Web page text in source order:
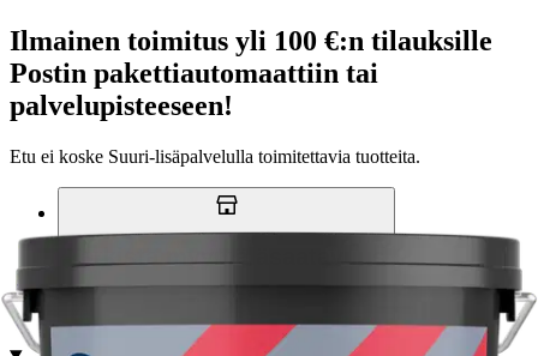
Ilmainen toimitus yli 100 €:n tilauksille
Postin pakettiautomaattiin tai
palvelupisteeseen!
Etu ei koske Suuri‑lisäpalvelulla toimitettavia tuotteita.
Tarkista myymäläsaatavuus